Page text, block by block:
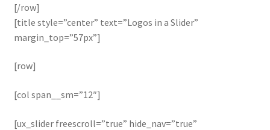
[/row]
[title style=”center” text=”Logos in a Slider”
margin_top=”57px”]
[row]
[col span__sm=”12″]
[ux_slider freescroll=”true” hide_nav=”true”